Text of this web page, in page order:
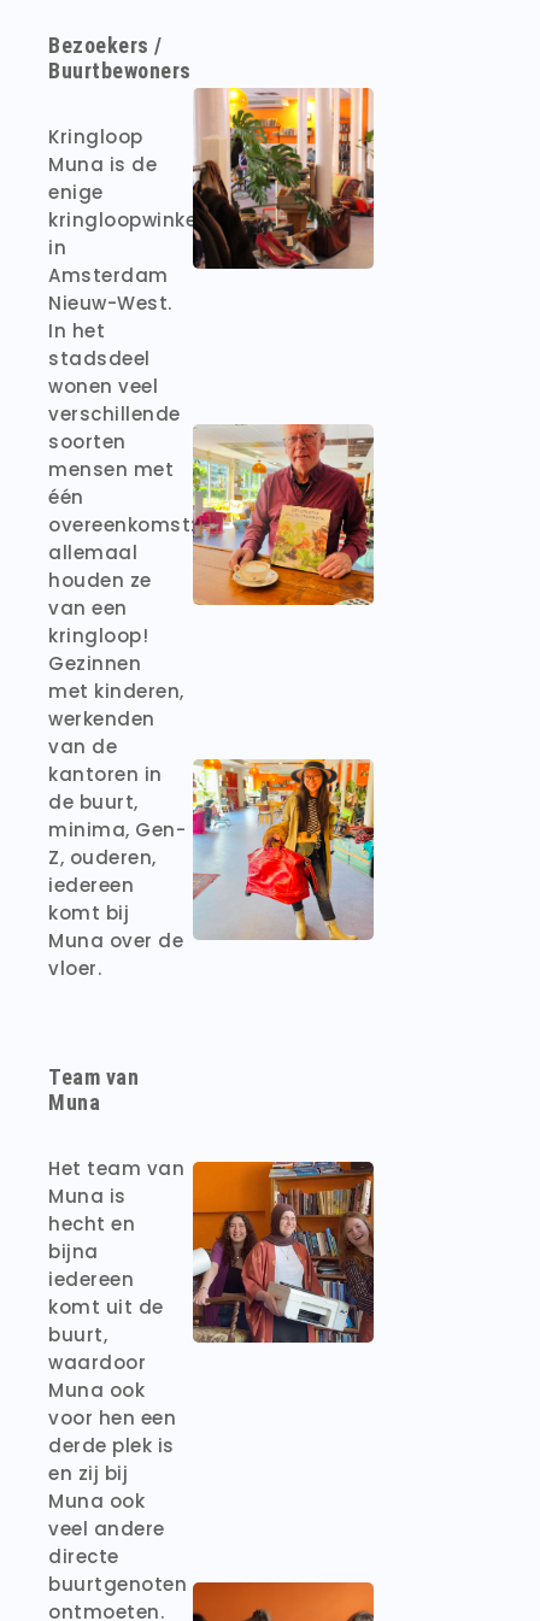
Bezoekers /
Buurtbewoners
Kringloop
Muna is de
enige
kringloopwinkel
in
Amsterdam
Nieuw-West.
In het
stadsdeel
wonen veel
verschillende
soorten
mensen met
één
overeenkomst:
allemaal
houden ze
van een
kringloop!
Gezinnen
met kinderen,
werkenden
van de
kantoren in
de buurt,
minima, Gen-
Z, ouderen,
iedereen
komt bij
Muna over de
vloer.
Team van
Muna
Het team van
Muna is
hecht en
bijna
iedereen
komt uit de
buurt,
waardoor
Muna ook
voor hen een
derde plek is
en zij bij
Muna ook
veel andere
directe
buurtgenoten
ontmoeten.